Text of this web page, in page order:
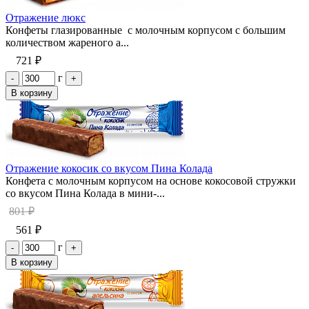
Отражение люкс
Конфеты глазированные с молочным корпусом с большим
количеством жареного а...
721 ₽
- г
+
В корзину
Отражение кокосик со вкусом Пина Колада
Конфета с молочным корпусом на основе кокосовой стружки
со вкусом Пина Колада в мини-...
801 ₽
561 ₽
- г
+
В корзину